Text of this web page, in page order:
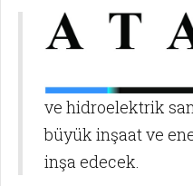
ve hidroelektrik
büyük inşaat ve
inşa edecek.